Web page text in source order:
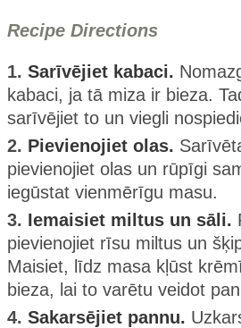
Recipe Directions
1. Sarīvējiet kabaci.
kabaci, ja tā miza ir bieza.
sarīvējiet to un viegli
2. Pievienojiet olas.
pievienojiet olas un rūpīgi
iegūstat vienmērīgu masu.
3. Iemaisiet miltus un sāli.
pievienojiet rīsu miltus un
Maisiet, līdz masa kļūst
bieza, lai to varētu veidot
4. Sakarsējiet pannu.